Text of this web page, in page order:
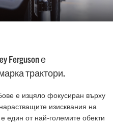
Ferguson е
трактори.
е изцяло фокусиран върху
изисквания на
един от най-големите обекти